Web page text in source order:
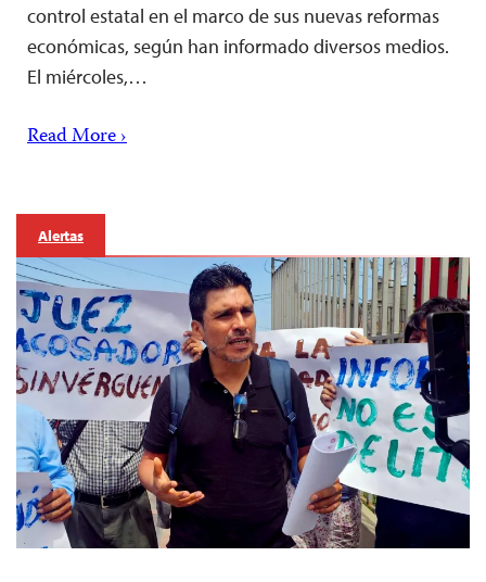
control estatal en el marco de sus nuevas reformas
económicas, según han informado diversos medios.
El miércoles,…
Read More ›
Alertas